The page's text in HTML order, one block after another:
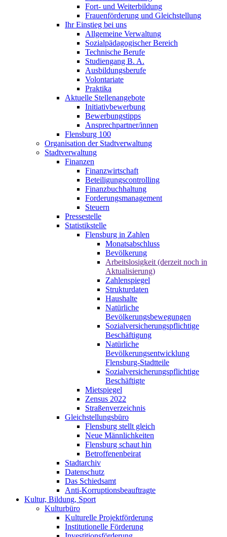
Fort- und Weiterbildung
Frauenförderung und Gleichstellung
Ihr Einstieg bei uns
Allgemeine Verwaltung
Sozialpädagogischer Bereich
Technische Berufe
Studiengang B. A.
Ausbildungsberufe
Volontariate
Praktika
Aktuelle Stellenangebote
Initiativbewerbung
Bewerbungstipps
Ansprechpartner/innen
Flensburg 100
Organisation der Stadtverwaltung
Stadtverwaltung
Finanzen
Finanzwirtschaft
Beteiligungscontrolling
Finanzbuchhaltung
Forderungsmanagement
Steuern
Pressestelle
Statistikstelle
Flensburg in Zahlen
Monatsabschluss
Bevölkerung
Arbeitslosigkeit (derzeit noch in
Aktualisierung)
Zahlenspiegel
Strukturdaten
Haushalte
Natürliche
Bevölkerungsbewegungen
Sozialversicherungspflichtige
Beschäftigung
Natürliche
Bevölkerungsentwicklung
Flensburg-Stadtteile
Sozialversicherungspflichtige
Beschäftigte
Mietspiegel
Zensus 2022
Straßenverzeichnis
Gleichstellungsbüro
Flensburg stellt gleich
Neue Männlichkeiten
Flensburg schaut hin
Betroffenenbeirat
Stadtarchiv
Datenschutz
Das Schiedsamt
Anti-Korruptionsbeauftragte
Kultur, Bildung, Sport
Kulturbüro
Kulturelle Projektförderung
Institutionelle Förderung